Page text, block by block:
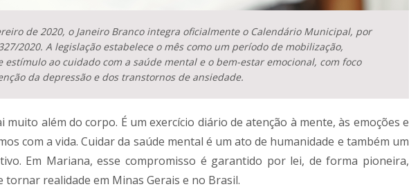
de 2020, o Janeiro Branco integra oficialmente o Calendário Municipal, por
2020. A legislação estabelece o mês como um período de mobilização,
estímulo ao cuidado com a saúde mental e o bem-estar emocional, com foco
da depressão e dos transtornos de ansiedade.
muito além do corpo. É um exercício diário de atenção à mente, às emoções e
com a vida. Cuidar da saúde mental é um ato de humanidade e também um
Em Mariana, esse compromisso é garantido por lei, de forma pioneira,
tornar realidade em Minas Gerais e no Brasil.